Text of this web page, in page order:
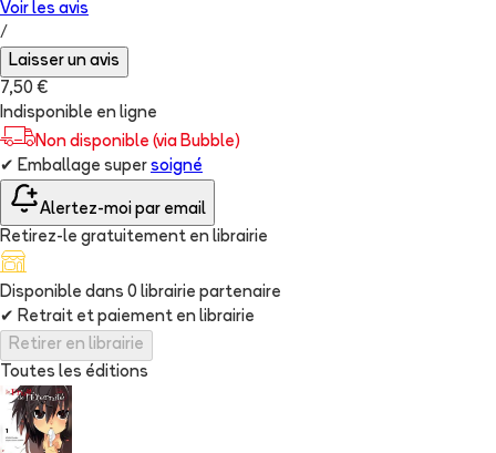
Voir les avis
/
Laisser un avis
7,50 €
Indisponible en ligne
Non disponible (via Bubble)
✔ Emballage super soigné
Alertez-moi par email
Retirez-le gratuitement en librairie
Disponible dans 0 librairie partenaire
✔ Retrait et paiement en librairie
Retirer en librairie
Toutes les éditions